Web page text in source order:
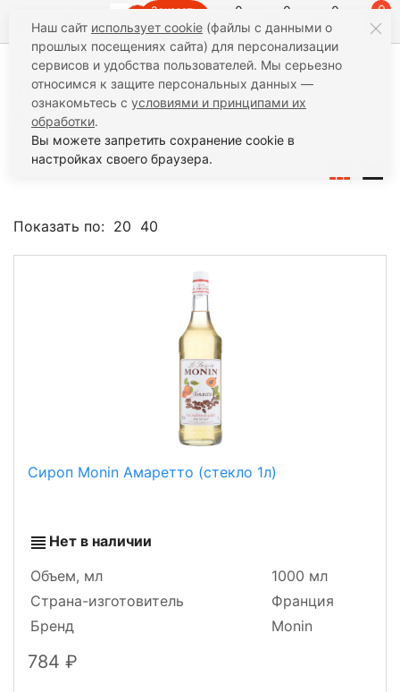
Заказать
звонок
0 0 0 0
Сладости Сиропы Monin 1 литр
1 литр
Показать по: 20 40
Сироп Monin Амаретто (стекло 1л)
Нет в наличии
Объем, мл
1000 мл
Страна-изготовитель
Франция
Бренд
Monin
784
Наш сайт использует cookie (файлы с данными о
прошлых посещениях сайта) для персонализации
сервисов и удобства пользователей. Мы серьезно
относимся к защите персональных данных —
ознакомьтесь с условиями и принципами их
обработки.
Вы можете запретить сохранение cookie в
настройках своего браузера.